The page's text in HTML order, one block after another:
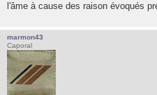
l'âme à cause des raison évoqués
marmon43
Caporal